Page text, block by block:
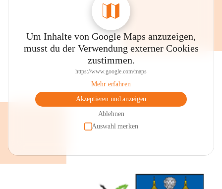
Um Inhalte von Google Maps anzuzeigen,
musst du der Verwendung externer Cookies
zustimmen.
https://www.google.com/maps
Mehr erfahren
Akzeptieren und anzeigen
Ablehnen
Auswahl merken